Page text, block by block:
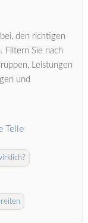
den richtigen
Filtern Sie nach
Leistungen
und
Telle